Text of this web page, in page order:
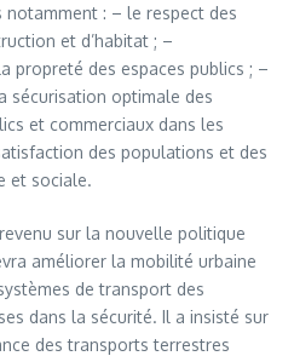
: – le respect des
et d’habitat ; –
propreté des espaces publics ; –
sécurisation optimale des
et commerciaux dans les
des populations et des
et sociale.
sur la nouvelle politique
améliorer la mobilité urbaine
de transport des
dans la sécurité. Il a insisté sur
des transports terrestres